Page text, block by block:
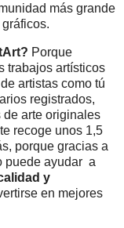
más grande
Porque
trabajos artísticos
artistas como tú
registrados,
de arte originales
recoge unos 1,5
porque gracias a
puede ayudar a
y
en mejores